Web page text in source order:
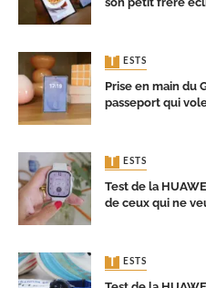
TESTS
Prise en main du
passeport qui
TESTS
Test de la
de ceux qui ne
TESTS